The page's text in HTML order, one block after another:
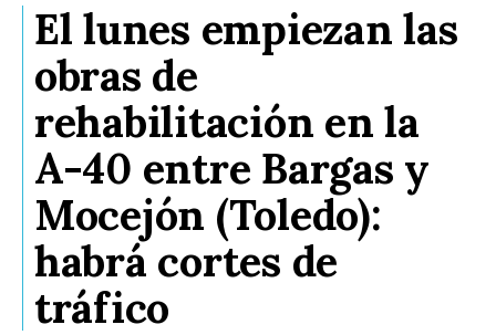
El lunes empiezan las
obras de
rehabilitación en la
A-40 entre Bargas y
Mocejón (Toledo):
habrá cortes de
tráfico